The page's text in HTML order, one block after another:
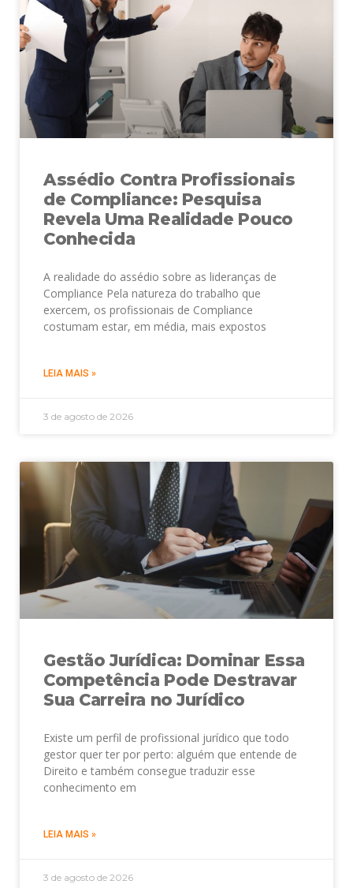
Assédio Contra Profissionais
de Compliance: Pesquisa
Revela Uma Realidade Pouco
Conhecida
A realidade do assédio sobre as lideranças de
Compliance Pela natureza do trabalho que
exercem, os profissionais de Compliance
costumam estar, em média, mais expostos
LEIA MAIS »
3 de agosto de 2026
Gestão Jurídica: Dominar Essa
Competência Pode Destravar
Sua Carreira no Jurídico
Existe um perfil de profissional jurídico que todo
gestor quer ter por perto: alguém que entende de
Direito e também consegue traduzir esse
conhecimento em
LEIA MAIS »
3 de agosto de 2026